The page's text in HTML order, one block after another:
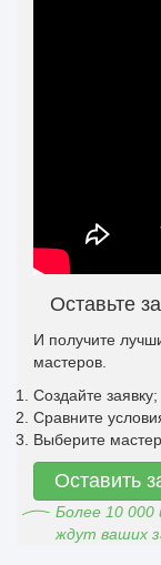
Оставьте
И получите
мастеров.
Создайте заявку;
Сравните
Выберите
Оставить
Более 10 000
ждут ваших